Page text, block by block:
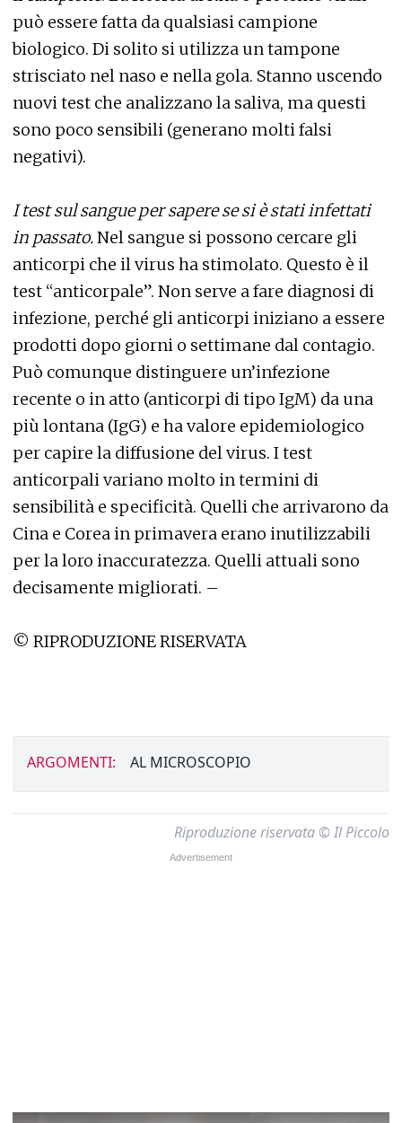
può essere fatta da qualsiasi campione
biologico. Di solito si utilizza un tampone
strisciato nel naso e nella gola. Stanno uscendo
nuovi test che analizzano la saliva, ma questi
sono poco sensibili (generano molti falsi
negativi).
I test sul sangue per sapere se si è stati infettati
in passato.Nel sangue si possono cercare gli
anticorpi che il virus ha stimolato. Questo è il
test “anticorpale”. Non serve a fare diagnosi di
infezione, perché gli anticorpi iniziano a essere
prodotti dopo giorni o settimane dal contagio.
Può comunque distinguere un’infezione
recente o in atto (anticorpi di tipo IgM) da una
più lontana (IgG) e ha valore epidemiologico
per capire la diffusione del virus. I test
anticorpali variano molto in termini di
sensibilità e specificità. Quelli che arrivarono da
Cina e Corea in primavera erano inutilizzabili
per la loro inaccuratezza. Quelli attuali sono
decisamente migliorati. –
© RIPRODUZIONE RISERVATA
ARGOMENTI: AL MICROSCOPIO
Riproduzione riservata © Il Piccolo